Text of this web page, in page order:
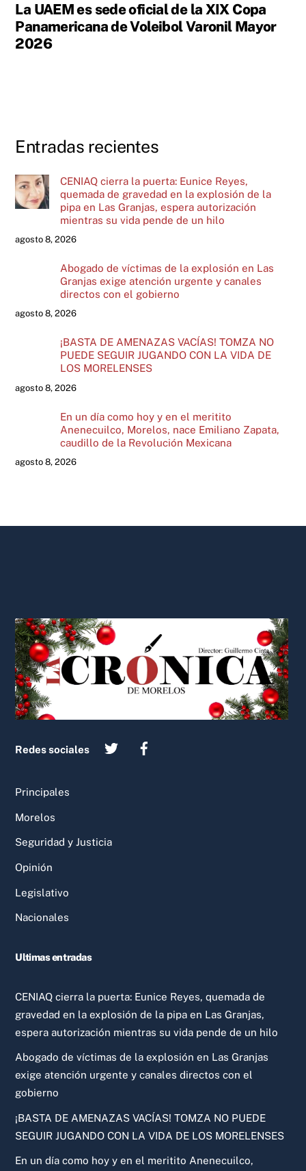
La UAEM es sede oficial de la XIX Copa
Panamericana de Voleibol Varonil Mayor
2026
Entradas recientes
CENIAQ cierra la puerta: Eunice Reyes,
quemada de gravedad en la explosión de la
pipa en Las Granjas, espera autorización
mientras su vida pende de un hilo
agosto 8, 2026
Abogado de víctimas de la explosión en Las
Granjas exige atención urgente y canales
directos con el gobierno
agosto 8, 2026
¡BASTA DE AMENAZAS VACÍAS! TOMZA NO
PUEDE SEGUIR JUGANDO CON LA VIDA DE
LOS MORELENSES
agosto 8, 2026
En un día como hoy y en el meritito
Anenecuilco, Morelos, nace Emiliano Zapata,
caudillo de la Revolución Mexicana
agosto 8, 2026
To
Top
Redes sociales
Principales
Morelos
Seguridad y Justicia
Opinión
Legislativo
Nacionales
Ultimas entradas
CENIAQ cierra la puerta: Eunice Reyes, quemada de
gravedad en la explosión de la pipa en Las Granjas,
espera autorización mientras su vida pende de un hilo
Abogado de víctimas de la explosión en Las Granjas
exige atención urgente y canales directos con el
gobierno
¡BASTA DE AMENAZAS VACÍAS! TOMZA NO PUEDE
SEGUIR JUGANDO CON LA VIDA DE LOS MORELENSES
En un día como hoy y en el meritito Anenecuilco,